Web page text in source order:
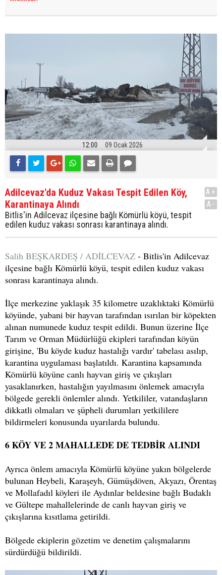
12:00 09 Ocak 2026
Adilcevaz'da Kuduz Vakası Tespit Edilen Köy,
Karantinaya Alındı
Bitlis'in Adilcevaz ilçesine bağlı Kömürlü köyü, tespit
edilen kuduz vakası sonrası karantinaya alındı.
A+
A-
Salih BEŞKARDEŞ / ADİLCEVAZ - Bitlis'in Adilcevaz
ilçesine bağlı Kömürlü köyü, tespit edilen kuduz vakası
sonrası karantinaya alındı.
İlçe merkezine yaklaşık 35 kilometre uzaklıktaki Kömürlü
köyünde, yabani bir hayvan tarafından ısırılan bir köpekten
alınan numunede kuduz tespit edildi. Bunun üzerine İlçe
Tarım ve Orman Müdürlüğü ekipleri tarafından köyün
girişine, 'Bu köyde kuduz hastalığı vardır' tabelası asılıp,
karantina uygulaması başlatıldı. Karantina kapsamında
Kömürlü köyüne canlı hayvan giriş ve çıkışları
yasaklanırken, hastalığın yayılmasını önlemek amacıyla
bölgede gerekli önlemler alındı. Yetkililer, vatandaşların
dikkatli olmaları ve şüpheli durumları yetkililere
bildirmeleri konusunda uyarılarda bulundu.
6 KÖY VE 2 MAHALLEDE DE TEDBİR ALINDI
Ayrıca önlem amacıyla Kömürlü köyüne yakın bölgelerde
bulunan Heybeli, Karaşeyh, Gümüşdöven, Akyazı, Örentaş
ve Mollafadıl köyleri ile Aydınlar beldesine bağlı Budaklı
ve Gültepe mahallelerinde de canlı hayvan giriş ve
çıkışlarına kısıtlama getirildi.
Bölgede ekiplerin gözetim ve denetim çalışmalarını
sürdürdüğü bildirildi.